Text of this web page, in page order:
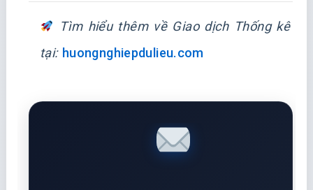
Tìm hiểu thêm về Giao dịch Thống kê
tại: huongnghiepdulieu.com